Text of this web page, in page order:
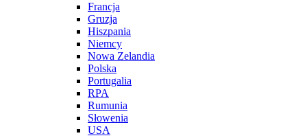
Francja
Gruzja
Hiszpania
Niemcy
Nowa Zelandia
Polska
Portugalia
RPA
Rumunia
Słowenia
USA